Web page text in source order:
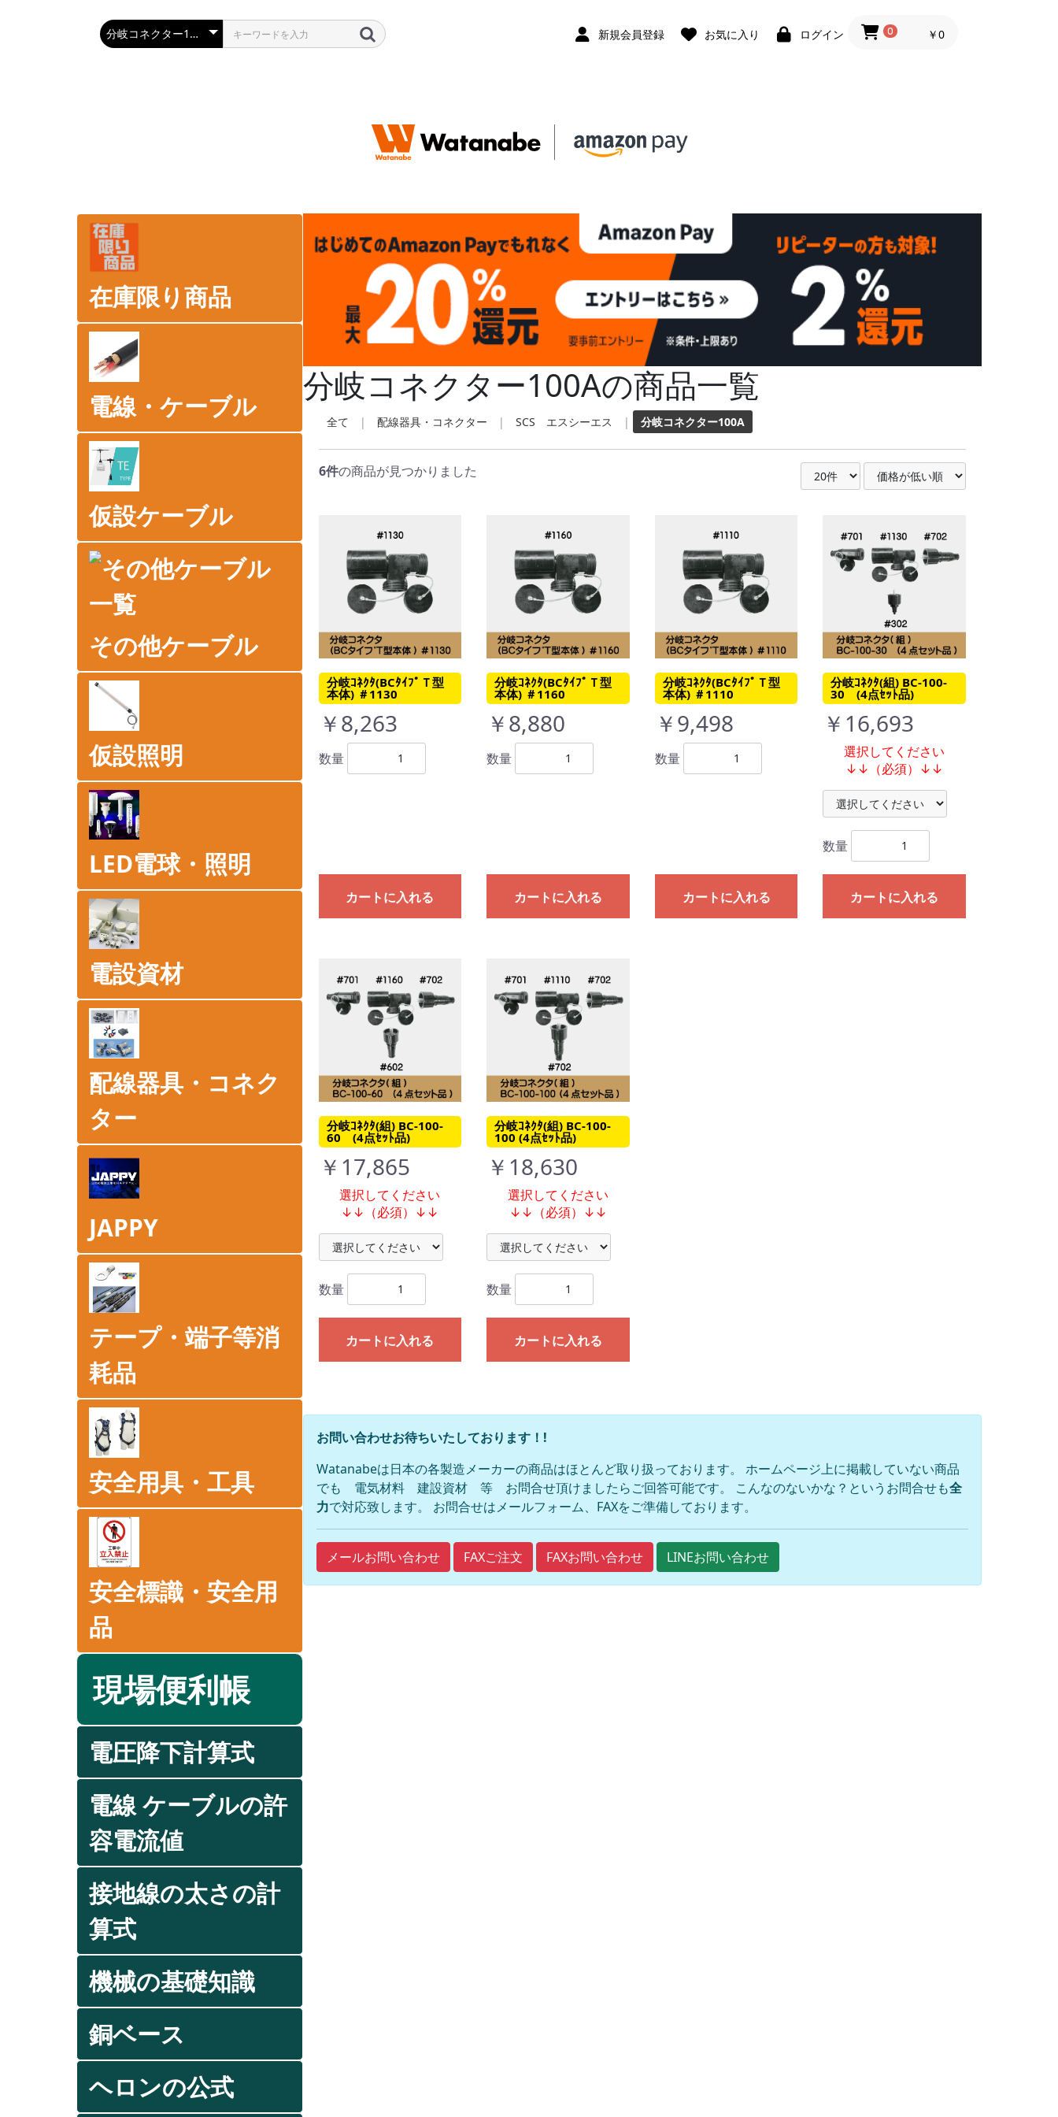
新規会員登録 お気に入り ログイン 0 ￥0
在庫限り商品
電線・ケーブル
仮設ケーブル
その他ケーブル
仮設照明
LED電球・照明
電設資材
配線器具・コネク
ター
JAPPY
テープ・端子等消
耗品
安全用具・工具
安全標識・安全用
品
現場便利帳
電圧降下計算式
電線 ケーブルの許
容電流値
接地線の太さの計
算式
機械の基礎知識
銅ベース
ヘロンの公式
分岐コネクター100Aの商品一覧
全て | 配線器具・コネクター | SCS エスシーエス | 分岐コネクター100A
6件の商品が見つかりました
分岐ｺﾈｸﾀ(BCﾀｲﾌﾟＴ型
本体) ＃1130
￥8,263
数量
カートに入れる
分岐ｺﾈｸﾀ(BCﾀｲﾌﾟＴ型
本体) ＃1160
￥8,880
数量
カートに入れる
分岐ｺﾈｸﾀ(BCﾀｲﾌﾟＴ型
本体) ＃1110
￥9,498
数量
カートに入れる
分岐ｺﾈｸﾀ(組) BC-100-
30 (4点ｾｯﾄ品)
￥16,693
選択してください
↓↓（必須）↓↓
数量
カートに入れる
分岐ｺﾈｸﾀ(組) BC-100-
60 (4点ｾｯﾄ品)
￥17,865
選択してください
↓↓（必須）↓↓
数量
カートに入れる
分岐ｺﾈｸﾀ(組) BC-100-
100 (4点ｾｯﾄ品)
￥18,630
選択してください
↓↓（必須）↓↓
数量
カートに入れる
お問い合わせお待ちいたしております！!
Watanabeは日本の各製造メーカーの商品はほとんど取り扱っております。 ホームページ上に掲載していない商品
でも 電気材料 建設資材 等 お問合せ頂けましたらご回答可能です。 こんなのないかな？というお問合せも全
力で対応致します。 お問合せはメールフォーム、FAXをご準備しております。
メールお問い合わせ FAXご注文 FAXお問い合わせ LINEお問い合わせ